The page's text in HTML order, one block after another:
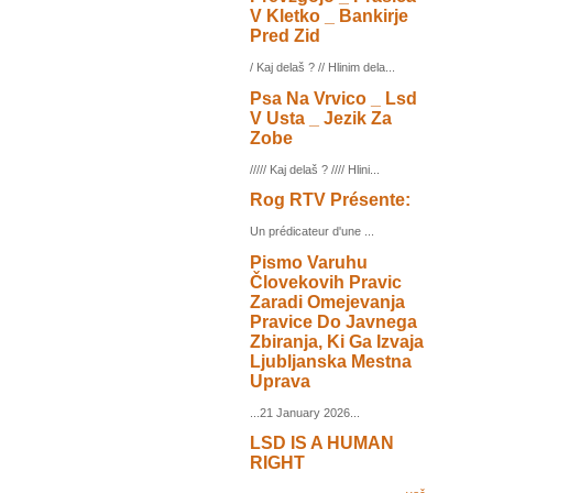
V Kletko _ Bankirje
Pred Zid
/ Kaj delaš ? // Hlinim dela...
Psa Na Vrvico _ Lsd
V Usta _ Jezik Za
Zobe
///// Kaj delaš ? //// Hlini...
Rog RTV Présente:
Un prédicateur d'une ...
Pismo Varuhu
Človekovih Pravic
Zaradi Omejevanja
Pravice Do Javnega
Zbiranja, Ki Ga Izvaja
Ljubljanska Mestna
Uprava
...21 January 2026...
LSD IS A HUMAN
RIGHT